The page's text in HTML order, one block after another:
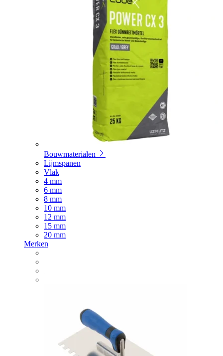
Bouwmaterialen
Lijmspanen
Vlak
4 mm
6 mm
8 mm
10 mm
12 mm
15 mm
20 mm
Merken